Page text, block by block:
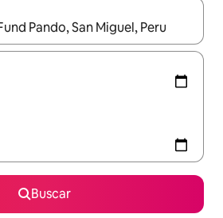
estén disponibles, podrás navegar
Buscar